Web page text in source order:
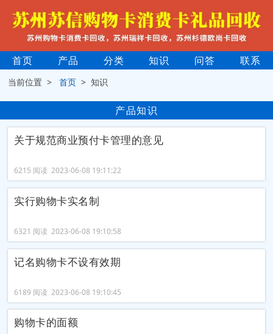
首页 产品 分类 知识 问答 联系
当前位置 >首页 > 知识
产品知识
关于规范商业预付卡管理的意见
6215 阅读 2023-06-08 19:11:22
实行购物卡实名制
6321 阅读 2023-06-08 19:10:58
记名购物卡不设有效期
6189 阅读 2023-06-08 19:10:45
购物卡的面额